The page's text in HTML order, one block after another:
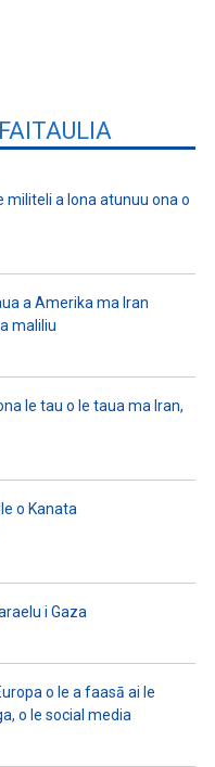
militeli a lona atunuu ona o
a Amerika ma Iran
maliliu
le tau o le taua ma Iran,
o Kanata
i Gaza
o le a faasā ai le
o le social media